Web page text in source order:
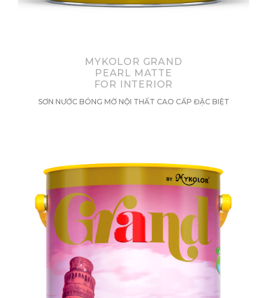
MYKOLOR GRAND
PEARL MATTE
FOR INTERIOR
SƠN NƯỚC BÓNG MỜ NỘI THẤT CAO CẤP ĐẶC BIỆT